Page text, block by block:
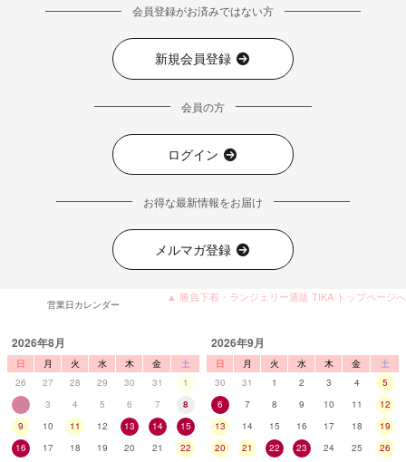
会員登録がお済みではない方
新規会員登録
会員の方
ログイン
お得な最新情報をお届け
メルマガ登録
▲ 勝負下着・ランジェリー通販 TIKA トップページへ
営業日カレンダー
2026年8月
日 月 火 水 木 金
土
26
27 28 29 30 31
1
2
3 4 5 6 7
8
9
10 11 12 13 14
15
16
17 18 19 20 21
22
2026年9月
日 月 火 水 木 金
土
30
31 1 2 3 4
5
6
7 8 9 10 11
12
13
14 15 16 17 18
19
20
21 22 23 24 25
26